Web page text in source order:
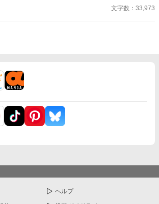
反応を見ることを最後の人生の楽しみとする。アシェ
てそっけない態度を取り続けるが、ルーナのひたむき
文字数：33,973
ヘルプ